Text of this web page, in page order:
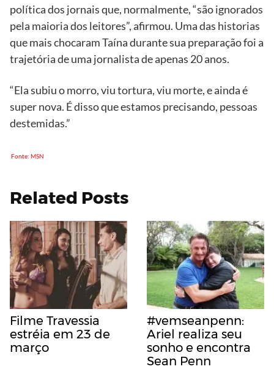
política dos jornais que, normalmente, “são ignorados
pela maioria dos leitores”, afirmou. Uma das historias
que mais chocaram Taína durante sua preparação foi a
trajetória de uma jornalista de apenas 20 anos.
“Ela subiu o morro, viu tortura, viu morte, e ainda é
super nova. É disso que estamos precisando, pessoas
destemidas.”
Fonte: MSN
Related Posts
Filme Travessia
estréia em 23 de
março
#vemseanpenn:
Ariel realiza seu
sonho e encontra
Sean Penn